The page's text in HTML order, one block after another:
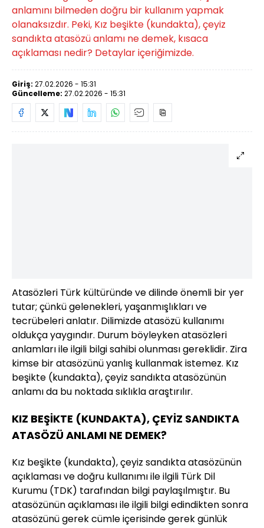
anlamını bilmeden doğru bir kullanım yapmak
olanaksızdır. Peki, Kız beşikte (kundakta), çeyiz
sandıkta atasözü anlamı ne demek, kısaca
açıklaması nedir? Detaylar içeriğimizde.
Giriş: 27.02.2026 - 15:31
Güncelleme: 27.02.2026 - 15:31
Atasözleri Türk kültüründe ve dilinde önemli bir yer
tutar; çünkü gelenekleri, yaşanmışlıkları ve
tecrübeleri anlatır. Dilimizde atasözü kullanımı
oldukça yaygındır. Durum böyleyken atasözleri
anlamları ile ilgili bilgi sahibi olunması gereklidir. Zira
kimse bir atasözünü yanlış kullanmak istemez. Kız
beşikte (kundakta), çeyiz sandıkta atasözünün
anlamı da bu noktada sıklıkla araştırılır.
KIZ BEŞİKTE (KUNDAKTA), ÇEYİZ SANDIKTA
ATASÖZÜ ANLAMI NE DEMEK?
Kız beşikte (kundakta), çeyiz sandıkta atasözünün
açıklaması ve doğru kullanımı ile ilgili Türk Dil
Kurumu (TDK) tarafından bilgi paylaşılmıştır. Bu
atasözünün açıklaması ile ilgili bilgi edindikten sonra
atasözünü gerek cümle içerisinde gerek günlük